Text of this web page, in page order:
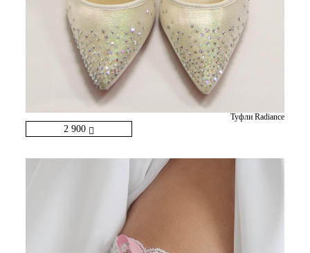
2 900
Туфли Radiance